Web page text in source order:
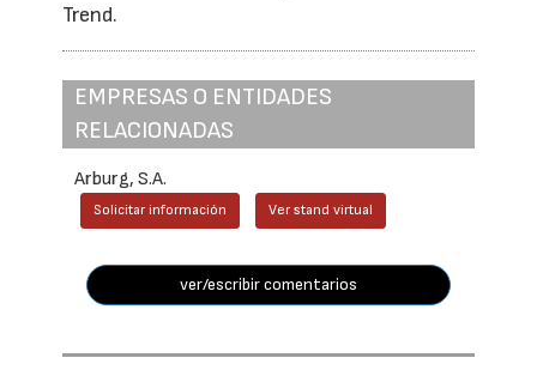
Trend.
EMPRESAS O ENTIDADES
RELACIONADAS
Arburg, S.A.
Solicitar información Ver stand virtual
ver/escribir comentarios